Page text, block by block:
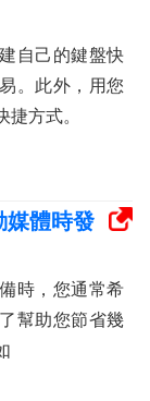
自己的鍵盤快
。此外，用您
捷方式。
體時發
時，您通常希
幫助您節省幾